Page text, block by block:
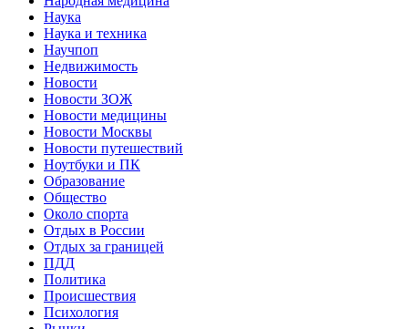
Наука
Наука и техника
Научпоп
Недвижимость
Новости
Новости ЗОЖ
Новости медицины
Новости Москвы
Новости путешествий
Ноутбуки и ПК
Образование
Общество
Около спорта
Отдых в России
Отдых за границей
ПДД
Политика
Происшествия
Психология